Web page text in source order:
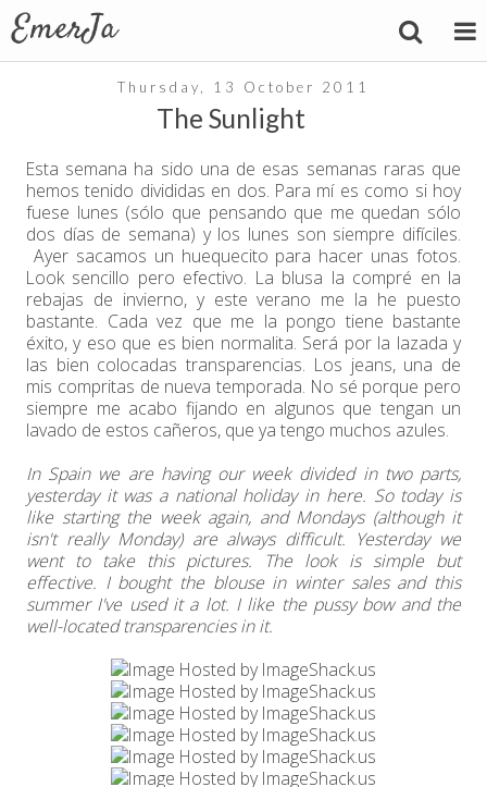
Thursday, 13 October 2011
The Sunlight
Esta semana ha sido una de esas semanas raras que
hemos tenido divididas en dos. Para mí es como si hoy
fuese lunes (sólo que pensando que me quedan sólo
dos días de semana) y los lunes son siempre difíciles.
Ayer sacamos un huequecito para hacer unas fotos.
Look sencillo pero efectivo. La blusa la compré en la
rebajas de invierno, y este verano me la he puesto
bastante. Cada vez que me la pongo tiene bastante
éxito, y eso que es bien normalita. Será por la lazada y
las bien colocadas transparencias. Los jeans, una de
mis compritas de nueva temporada. No sé porque pero
siempre me acabo fijando en algunos que tengan un
lavado de estos cañeros, que ya tengo muchos azules.
In Spain we are having our week divided in two parts,
yesterday it was a national holiday in here. So today is
like starting the week again, and Mondays (although it
isn't really Monday) are always difficult. Yesterday we
went to take this pictures. The look is simple but
effective. I bought the blouse in winter sales and this
summer I've used it a lot. I like the pussy bow and the
well-located transparencies in it.